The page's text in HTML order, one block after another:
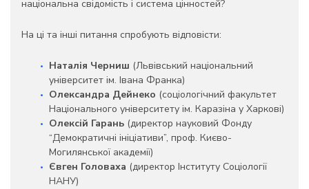
національна свідомість і система цінностей?
На ці та інші питання спробують відповісти:
Наталія Черниш (Львівський національний
університет ім. Івана Франка)
Олександра Дейнеко (соціологічний факультет
Національного університету ім. Каразіна у Харкові)
Олексій Гарань (директор науковий Фонду
“Демократичні ініціативи”, проф. Києво-
Могилянської академії)
Євген Головаха (директор Інституту Соціології
НАНУ)